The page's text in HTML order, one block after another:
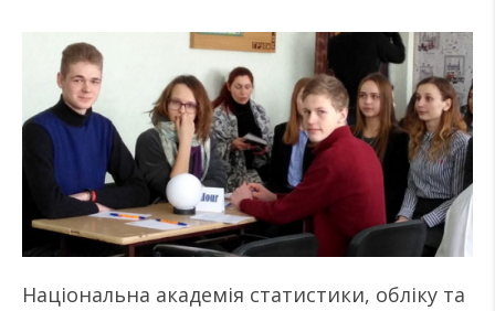
Національна академія статистики, обліку та